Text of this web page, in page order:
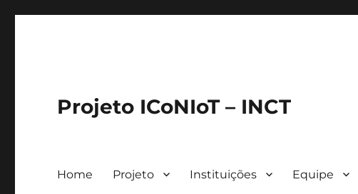
Projeto ICoNIoT – INCT
Home Projeto Instituições Equipe